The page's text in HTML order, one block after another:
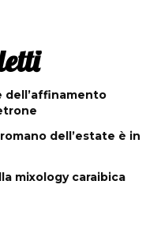
dell’affinamento
dell’estate è in
mixology caraibica